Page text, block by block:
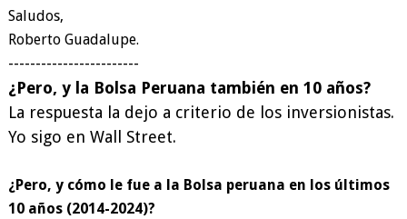
Saludos,
Roberto Guadalupe.
------------------------
¿Pero, y la Bolsa Peruana también en 10 años?
La respuesta la dejo a criterio de los inversionistas.
Yo sigo en Wall Street.
¿Pero, y cómo le fue a la Bolsa peruana en los últimos
10 años (2014-2024)?